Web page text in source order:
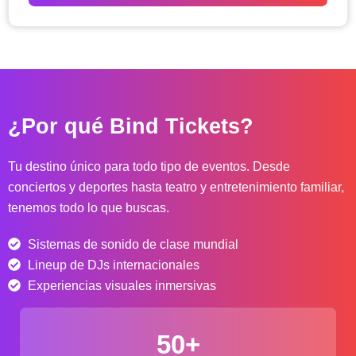
d
p
c
i
s
:
d
d
$
¿Por qué Bind Tickets?
Tu destino único para todo tipo de eventos. Desde
conciertos y deportes hasta teatro y entretenimiento familiar,
tenemos todo lo que buscas.
Sistemas de sonido de clase mundial
Lineup de DJs internacionales
Experiencias visuales inmersivas
50+